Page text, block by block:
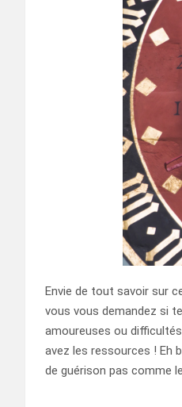
Envie de tout savoir sur
vous vous demandez si
amoureuses ou
avez les ressources ! Eh
de guérison pas comme